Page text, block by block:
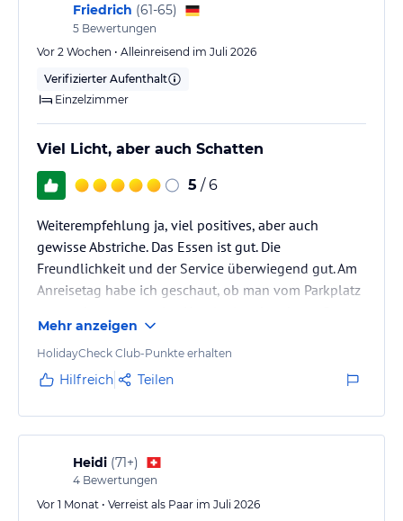
Friedrich (61-65)
5 Bewertungen
Vor 2 Wochen • Alleinreisend im Juli 2026
Verifizierter Aufenthalt
Einzelzimmer
Viel Licht, aber auch Schatten
5 / 6
Weiterempfehlung ja, viel positives, aber auch
gewisse Abstriche. Das Essen ist gut. Die
Freundlichkeit und der Service überwiegend gut. Am
Anreisetag habe ich geschaut, ob man vom Parkplatz
stand eine Tür offen, die als Lieferanteneingang
bezeichnet war. Dort sah es aus wie auf einer
Müllhalde.
Mehr anzeigen
HolidayCheck Club-Punkte erhalten
Hilfreich Teilen
Heidi (71+)
4 Bewertungen
Vor 1 Monat • Verreist als Paar im Juli 2026